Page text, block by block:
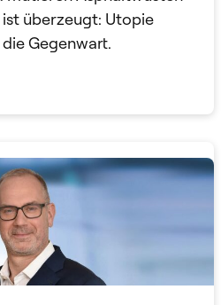
ist überzeugt: Utopie
Gegenwart.